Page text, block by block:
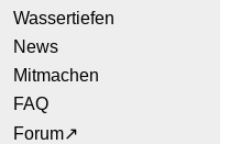
Wassertiefen
News
Mitmachen
FAQ
Forum